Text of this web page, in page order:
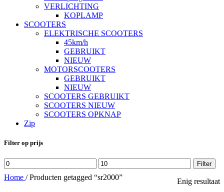
VERLICHTING
KOPLAMP
SCOOTERS
ELEKTRISCHE SCOOTERS
45km/h
GEBRUIKT
NIEUW
MOTORSCOOTERS
GEBRUIKT
NIEUW
SCOOTERS GEBRUIKT
SCOOTERS NIEUW
SCOOTERS OPKNAP
Zip
Filter op prijs
Min.
prijs
Max.
prijs
Filter
Home / Producten getagged “sr2000” Enig resultaat